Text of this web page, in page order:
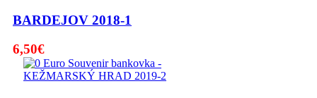
BARDEJOV 2018-1
6,50€